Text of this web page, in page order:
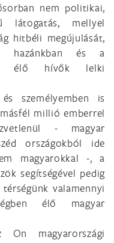
nem politikai,
látogatás, mellyel
hitbéli megújulását,
hazánkban és a
élő hívők lelki
személyemben is
millió emberrel
- magyar
országokból ide
magyarokkal -, a
segítségével pedig
valamennyi
élő magyar
On magyarországi